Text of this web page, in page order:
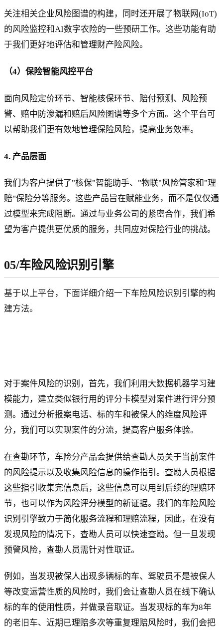
关注相关企业风险图谱的构建，同时还开展了物联网(IoT)
的风险监控和AI数字农险的一些预研工作。这些功能有助
于我们更好地评估和管理财产险风险。
（4）保险智能风控平台
面向风险定价环节、智能核保环节、赔付预测、风险预
警、赔中防渗漏和赔后风险图谱等多个方面。这个平台可
以帮助我们更有效地管理保险风险，提高业务效率。
4. 产品层面
我们为客户提供了"核保"智能助手、"物联"风险管家和"理
赔"保险分等服务。这些产品旨在赋能业务，而不是仅仅通
过模型来完成阻断。通过与业务公司的紧密合作，我们希
望为客户提供更优质的服务，共同应对保险行业的挑战。
05/车险风险识别引擎
基于以上平台，下面详细介绍一下车险风险识别引擎的构
建方法。
对于案件风险的识别，首先，我们利用大数据机器学习建
模能力，建立类似银行用的评分卡模型对案件进行评分预
测。通过分析报案电话、标的车和被保人的维度风险评
分，我们可以实现案件的分流，提高客户服务体验。
在查勘环节，车险分产品会提供给查勘人员关于当前案件
的风险提示以及收集风险信息的操作指引。查勘人员根据
这些指引收集完信息后，这些信息可以用到后续的理赔环
节，也可以作为风险评分模型的新证据。我们的车险风险
识别引擎致力于简化服务流程和理赔流程，因此，在没有
发现风险的情况下，查勘人员可以快速查勘。但一旦发现
预警风险，查勘人员需针对性取证。
例如，当发现被保人出现多辆标的车、驾驶员不是被保人
等改变运营性质的风险时，我们会让查勘人员在线下确认
标的车的使用性质，并做录音取证。当发现标的车为8年
的老旧车、近期已理赔多次等重复理赔风险时，我们会把